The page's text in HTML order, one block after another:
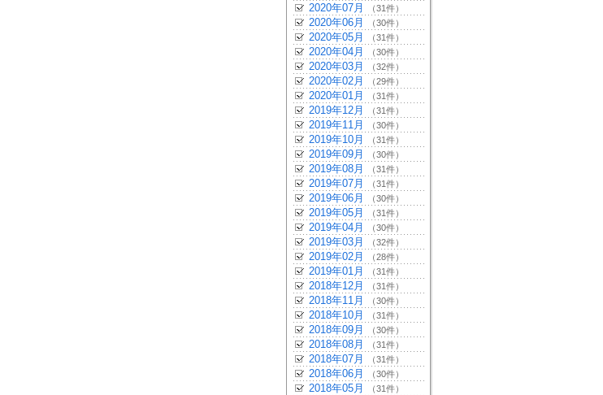
2020年07月 （31件）
2020年06月 （30件）
2020年05月 （31件）
2020年04月 （30件）
2020年03月 （32件）
2020年02月 （29件）
2020年01月 （31件）
2019年12月 （31件）
2019年11月 （30件）
2019年10月 （31件）
2019年09月 （30件）
2019年08月 （31件）
2019年07月 （31件）
2019年06月 （30件）
2019年05月 （31件）
2019年04月 （30件）
2019年03月 （32件）
2019年02月 （28件）
2019年01月 （31件）
2018年12月 （31件）
2018年11月 （30件）
2018年10月 （31件）
2018年09月 （30件）
2018年08月 （31件）
2018年07月 （31件）
2018年06月 （30件）
2018年05月 （31件）